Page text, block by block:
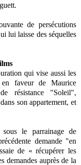
de persécutions
lui laisse des séquelles
qui vise aussi les
en faveur de Maurice
résistance "Soleil",
son appartement, et
le parrainage de
demande "en
de « récupérer les
demandes auprès de la